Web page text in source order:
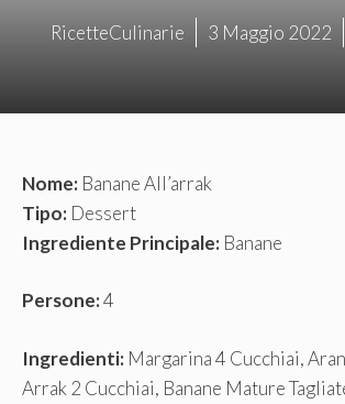
RicetteCulinarie 3 Maggio 2022
Nome: Banane All’arrak
Tipo: Dessert
Ingrediente Principale: Banane
Persone:4
Ingredienti: Margarina 4 Cucchiai,
Arrak 2 Cucchiai, Banane Mature